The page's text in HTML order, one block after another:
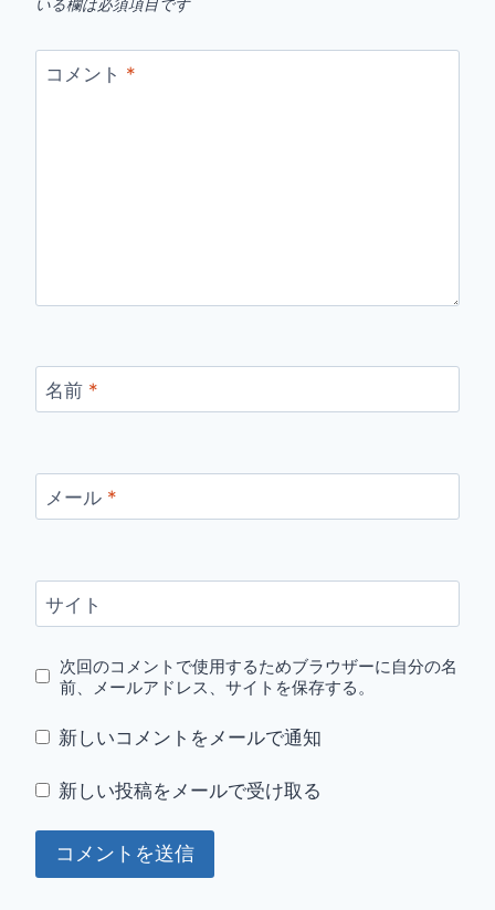
いる欄は必須項目です
コメント *
名前 *
メール *
サイト
次回のコメントで使用するためブラウザーに自分の名
前、メールアドレス、サイトを保存する。
新しいコメントをメールで通知
新しい投稿をメールで受け取る